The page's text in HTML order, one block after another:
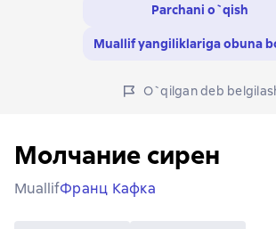
Parchani o`qish
Muallif yangiliklariga obuna
O`qilgan deb
Молчание сирен
MuallifФранц Кафка